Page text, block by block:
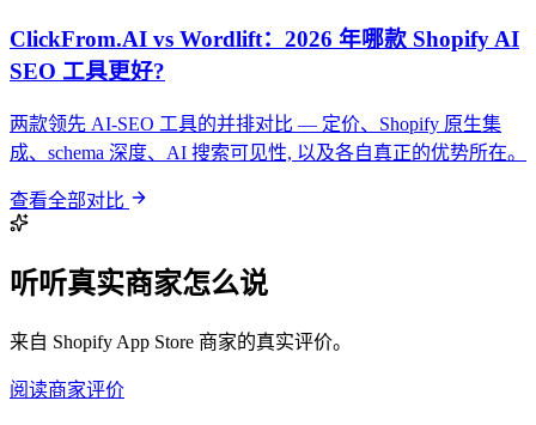
ClickFrom.AI vs Wordlift：2026 年哪款 Shopify AI
SEO 工具更好?
两款领先 AI-SEO 工具的并排对比 — 定价、Shopify 原生集
成、schema 深度、AI 搜索可见性, 以及各自真正的优势所在。
查看全部对比
听听真实商家怎么说
来自 Shopify App Store 商家的真实评价。
阅读商家评价